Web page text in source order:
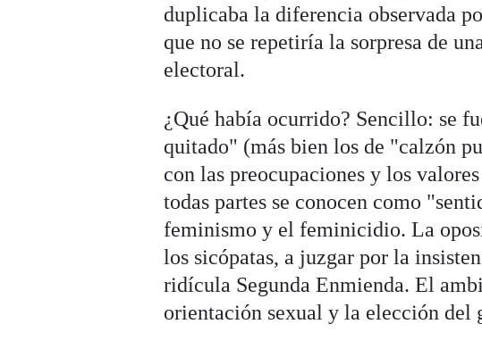
duplicaba la diferencia observada
que no se repetiría la sorpresa de
electoral.
¿Qué había ocurrido? Sencillo: se
quitado" (más bien los de "calzón
con las preocupaciones y los
todas partes se conocen como
feminismo y el feminicidio. La
los sicópatas, a juzgar por la
ridícula Segunda Enmienda. El
orientación sexual y la elección del